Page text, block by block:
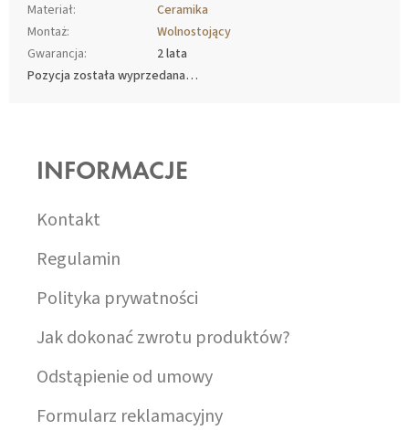
Materiał:
Ceramika
Montaż:
Wolnostojący
Gwarancja:
2 lata
Pozycja została wyprzedana…
INFORMACJE
Kontakt
Regulamin
Polityka prywatności
Jak dokonać zwrotu produktów?
Odstąpienie od umowy
Formularz reklamacyjny